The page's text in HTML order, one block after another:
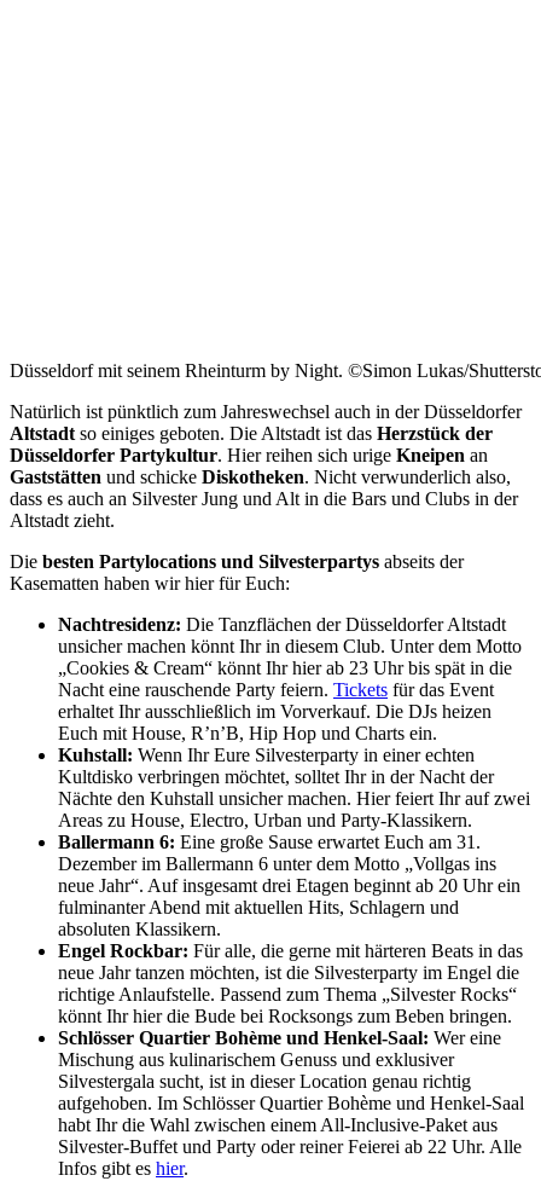
Düsseldorf mit seinem Rheinturm by Night. ©Simon Lukas/
Natürlich ist pünktlich zum Jahreswechsel auch in der Düsseldorfer
Altstadt so einiges geboten. Die Altstadt ist das Herzstück der
Düsseldorfer Partykultur. Hier reihen sich urige Kneipen an
Gaststätten und schicke Diskotheken. Nicht verwunderlich also,
dass es auch an Silvester Jung und Alt in die Bars und Clubs in der
Altstadt zieht.
Die besten Partylocations und Silvesterpartys abseits der
Kasematten haben wir hier für Euch:
Nachtresidenz: Die Tanzflächen der Düsseldorfer Altstadt
unsicher machen könnt Ihr in diesem Club. Unter dem Motto
„Cookies & Cream“ könnt Ihr hier ab 23 Uhr bis spät in die
Nacht eine rauschende Party feiern. Tickets für das Event
erhaltet Ihr ausschließlich im Vorverkauf. Die DJs heizen
Euch mit House, R’n’B, Hip Hop und Charts ein.
Kuhstall: Wenn Ihr Eure Silvesterparty in einer echten
Kultdisko verbringen möchtet, solltet Ihr in der Nacht der
Nächte den Kuhstall unsicher machen. Hier feiert Ihr auf zwei
Areas zu House, Electro, Urban und Party-Klassikern.
Ballermann 6: Eine große Sause erwartet Euch am 31.
Dezember im Ballermann 6 unter dem Motto „Vollgas ins
neue Jahr“. Auf insgesamt drei Etagen beginnt ab 20 Uhr ein
fulminanter Abend mit aktuellen Hits, Schlagern und
absoluten Klassikern.
Engel Rockbar: Für alle, die gerne mit härteren Beats in das
neue Jahr tanzen möchten, ist die Silvesterparty im Engel die
richtige Anlaufstelle. Passend zum Thema „Silvester Rocks“
könnt Ihr hier die Bude bei Rocksongs zum Beben bringen.
Schlösser Quartier Bohème und Henkel-Saal: Wer eine
Mischung aus kulinarischem Genuss und exklusiver
Silvestergala sucht, ist in dieser Location genau richtig
aufgehoben. Im Schlösser Quartier Bohème und Henkel-Saal
habt Ihr die Wahl zwischen einem All-Inclusive-Paket aus
Silvester-Buffet und Party oder reiner Feierei ab 22 Uhr. Alle
Infos gibt es hier.